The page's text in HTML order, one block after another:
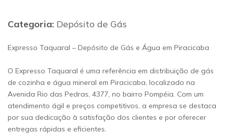
Categoria: Depósito de Gás
Expresso Taquaral – Depósito de Gás e Água em Piracicaba
O Expresso Taquaral é uma referência em distribuição de gás
de cozinha e água mineral em Piracicaba, localizado na
Avenida Rio das Pedras, 4377, no bairro Pompéia. Com um
atendimento ágil e preços competitivos, a empresa se destaca
por sua dedicação à satisfação dos clientes e por oferecer
entregas rápidas e eficientes.